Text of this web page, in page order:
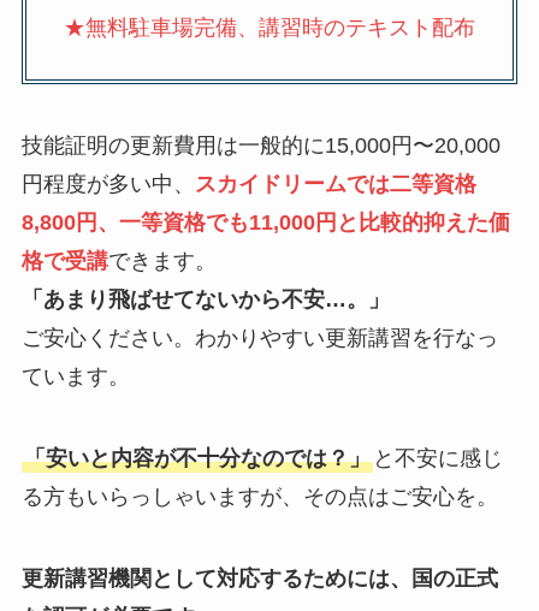
★無料駐車場完備、講習時のテキスト配布
技能証明の更新費用は一般的に15,000円〜20,000
円程度が多い中、 スカイドリームでは二等資格
8,800円、一等資格でも11,000円と比較的抑えた価
格で受講できます。
「あまり飛ばせてないから不安…。」
ご安心ください。わかりやすい更新講習を行なっ
ています。
「安いと内容が不十分なのでは？」と不安に感じ
る方もいらっしゃいますが、その点はご安心を。
更新講習機関として対応するためには、国の正式